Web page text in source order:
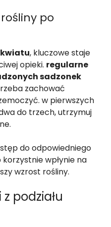
po
, kluczowe staje
opieki. regularne
sadzonek
zachować
w pierwszych
do trzech, utrzymuj
do odpowiedniego
wpłynie na
wzrost rośliny.
podziału